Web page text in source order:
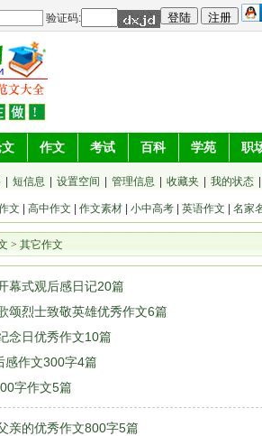
验证码:
作文 考试 百科 学苑 职
短信息 设置空间 管理信息 收藏夹 我的状态
文 高中作文 作文素材 小中高考 英语作文 名家
> 其它作文
幕式观后感日记20篇
颂烈士致敬英雄优秀作文6篇
念日优秀作文10篇
感作文300字4篇
字作文5篇
亲的优秀作文800字5篇